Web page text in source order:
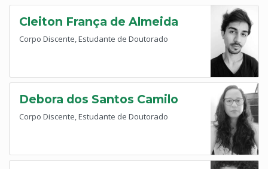
Cleiton França de Almeida
Corpo Discente, Estudante de Doutorado
Debora dos Santos Camilo
Corpo Discente, Estudante de Doutorado